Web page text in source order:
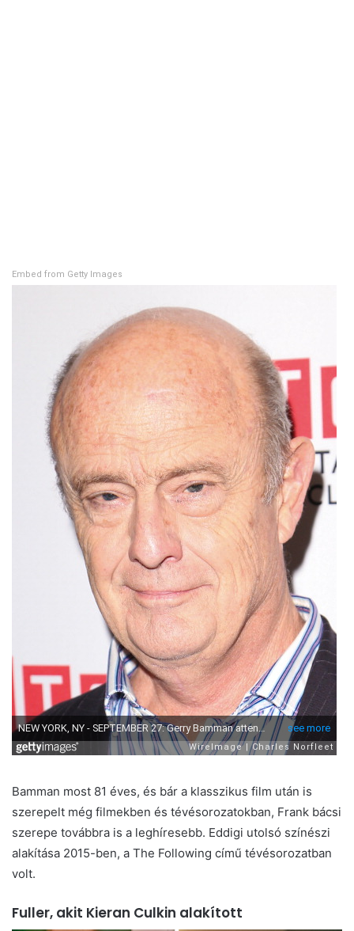
Embed from Getty Images
Bamman most 81 éves, és bár a klasszikus film után is
szerepelt még filmekben és tévésorozatokban, Frank bácsi
szerepe továbbra is a leghíresebb. Eddigi utolsó színészi
alakítása 2015-ben, a The Following című tévésorozatban
volt.
Fuller, akit Kieran Culkin alakított